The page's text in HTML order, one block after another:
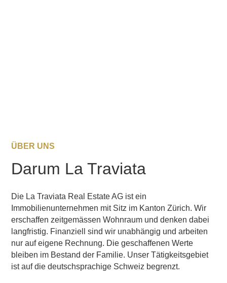
ÜBER UNS
Darum La Traviata
Die La Traviata Real Estate AG ist ein
Immobilienunternehmen mit Sitz im Kanton Zürich. Wir
erschaffen zeitgemässen Wohnraum und denken dabei
langfristig. Finanziell sind wir unabhängig und arbeiten
nur auf eigene Rechnung. Die geschaffenen Werte
bleiben im Bestand der Familie. Unser Tätigkeitsgebiet
ist auf die deutschsprachige Schweiz begrenzt.